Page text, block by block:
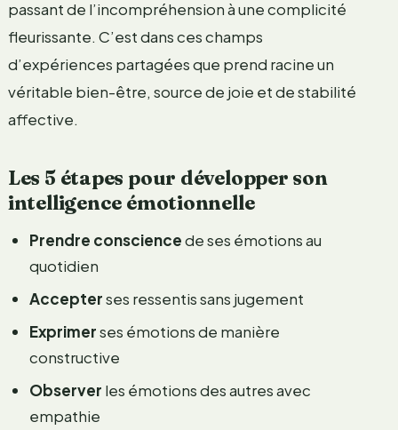
passant de l’incompréhension à une complicité
fleurissante. C’est dans ces champs
d’expériences partagées que prend racine un
véritable bien-être, source de joie et de stabilité
affective.
Les 5 étapes pour développer son
intelligence émotionnelle
Prendre consciencede ses émotions au
quotidien
Accepterses ressentis sans jugement
Exprimerses émotions de manière
constructive
Observer les émotions des autres avec
empathie